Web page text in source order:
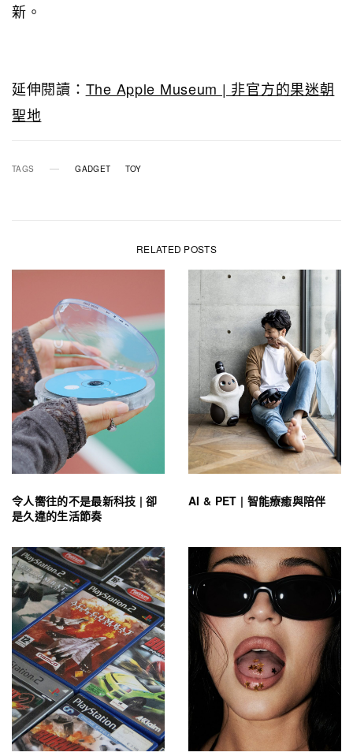
新。
延伸閱讀： The Apple Museum | 非官方的果迷朝
聖地
TAGS GADGET TOY
RELATED POSTS
令人嚮往的不是最新科技 | 卻
是久違的生活節奏
AI & PET | 智能療癒與陪伴